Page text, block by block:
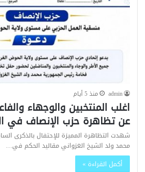
admin
منذ 5 أيام
اغلب المنتخبين والوجهاء
عن تظاهرة حزب الإنصاف في
شهدت التظاهرة المميزة للإحتفال بالذكرى
محمد ولد الشيخ الغزواني مقاليد الحكم في…
أكمل القراءة »